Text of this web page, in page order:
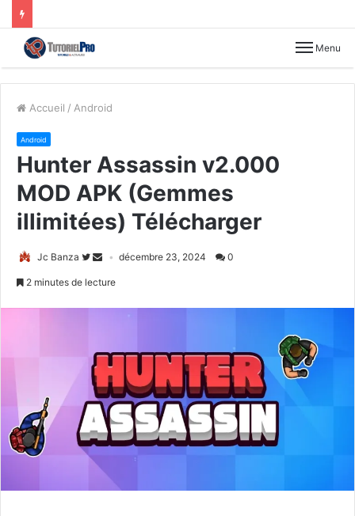
Menu
Accueil / Android
Android
Hunter Assassin v2.000
MOD APK (Gemmes
illimitées) Télécharger
Jc Banza décembre 23, 2024 0
2 minutes de lecture